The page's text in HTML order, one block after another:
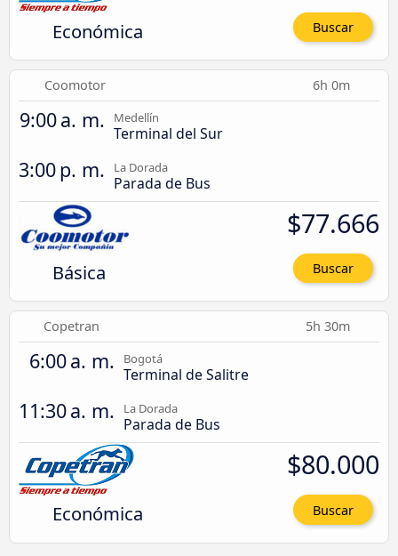
Económica Buscar
Coomotor 6h 0m
9:00 a. m. Medellín
Terminal del Sur
3:00 p. m. La Dorada
Parada de Bus
Básica
$77.666
Buscar
Copetran 5h 30m
6:00 a. m. Bogotá
Terminal de Salitre
11:30 a. m. La Dorada
Parada de Bus
Económica
$80.000
Buscar